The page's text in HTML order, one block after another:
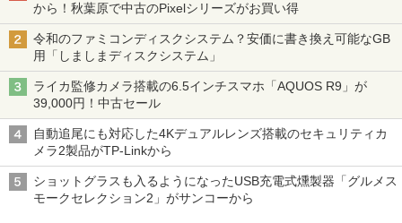
から！秋葉原で中古のPixelシリーズがお買い得
令和のファミコンディスクシステム？安価に書き換え可能なGB
用「しましまディスクシステム」
ライカ監修カメラ搭載の6.5インチスマホ「AQUOS R9」が
39,000円！中古セール
自動追尾にも対応した4Kデュアルレンズ搭載のセキュリティカ
メラ2製品がTP-Linkから
ショットグラスも入るようになったUSB充電式燻製器「グルメス
モークセレクション2」がサンコーから